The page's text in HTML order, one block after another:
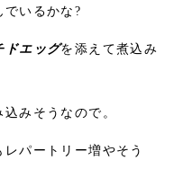
いるかな?
ドエッグを添えて煮込み
みそうなので。
パートリー増やそう